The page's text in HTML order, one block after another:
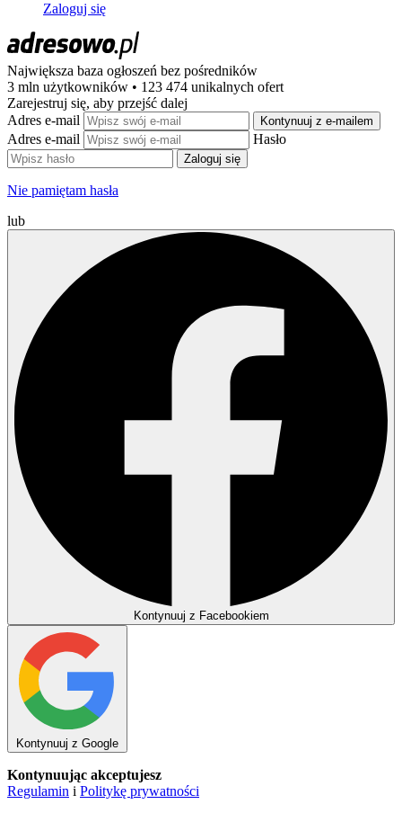
Zaloguj się
Największa baza ogłoszeń bez pośredników
3 mln użytkowników • 123 474 unikalnych ofert
Zarejestruj się, aby przejść dalej
Adres e-mail
Kontynuuj z e-mailem
Adres e-mail Hasło
Zaloguj się
Nie pamiętam hasła
lub
Kontynuuj z Facebookiem
Kontynuuj z Google
Kontynuując akceptujesz
Regulamin i Politykę prywatności